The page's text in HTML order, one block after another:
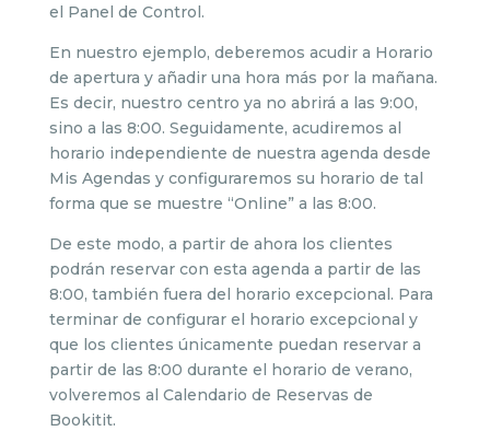
el Panel de Control.
En nuestro ejemplo, deberemos acudir a Horario
de apertura y añadir una hora más por la mañana.
Es decir, nuestro centro ya no abrirá a las 9:00,
sino a las 8:00. Seguidamente, acudiremos al
horario independiente de nuestra agenda desde
Mis Agendas y configuraremos su horario de tal
forma que se muestre “Online” a las 8:00.
De este modo, a partir de ahora los clientes
podrán reservar con esta agenda a partir de las
8:00, también fuera del horario excepcional. Para
terminar de configurar el horario excepcional y
que los clientes únicamente puedan reservar a
partir de las 8:00 durante el horario de verano,
volveremos al Calendario de Reservas de
Bookitit.